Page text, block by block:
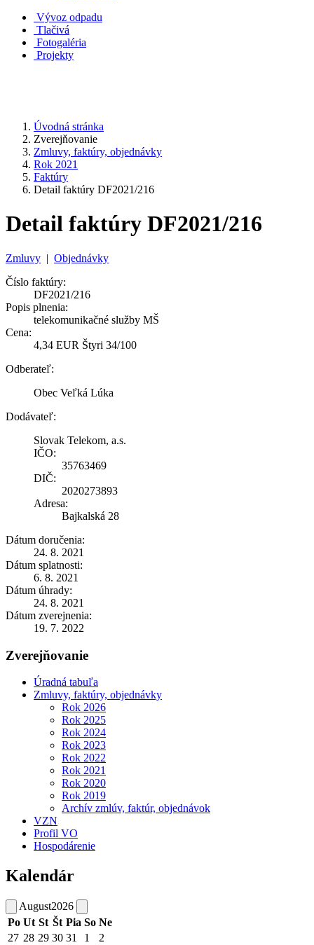
Vývoz odpadu
Tlačivá
Fotogaléria
Projekty
Úvodná stránka
Zverejňovanie
Zmluvy, faktúry, objednávky
Rok 2021
Faktúry
Detail faktúry DF2021/216
Detail faktúry DF2021/216
Zmluvy | Objednávky
Číslo faktúry:
DF2021/216
Popis plnenia:
telekomunikačné služby MŠ
Cena:
4,34 EUR Štyri 34/100
Odberateľ:
Obec Veľká Lúka
Dodávateľ:
Slovak Telekom, a.s.
IČO:
35763469
DIČ:
2020273893
Adresa:
Bajkalská 28
Dátum doručenia:
24. 8. 2021
Dátum splatnosti:
6. 8. 2021
Dátum úhrady:
24. 8. 2021
Dátum zverejnenia:
19. 7. 2022
Zverejňovanie
Úradná tabuľa
Zmluvy, faktúry, objednávky
Rok 2026
Rok 2025
Rok 2024
Rok 2023
Rok 2022
Rok 2021
Rok 2020
Rok 2019
Archív zmlúv, faktúr, objednávok
VZN
Profil VO
Hospodárenie
Kalendár
August2026
Po Ut St Št Pia So Ne
27 28 29 30 31 1 2